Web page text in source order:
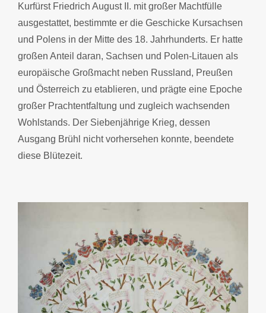
Kurfürst Friedrich August II. mit großer Machtfülle
ausgestattet, bestimmte er die Geschicke Kursachsen
und Polens in der Mitte des 18. Jahrhunderts. Er hatte
großen Anteil daran, Sachsen und Polen-Litauen als
europäische Großmacht neben Russland, Preußen
und Österreich zu etablieren, und prägte eine Epoche
großer Prachtentfaltung und zugleich wachsenden
Wohlstands. Der Siebenjährige Krieg, dessen
Ausgang Brühl nicht vorhersehen konnte, beendete
diese Blütezeit.